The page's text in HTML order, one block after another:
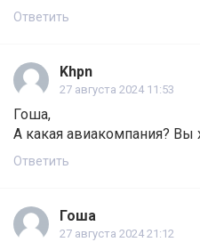
Ответить
Khpn
27 августа 2024 11:53
Гоша,
А какая авиакомпания?
Ответить
Гоша
27 августа 2024 21:12